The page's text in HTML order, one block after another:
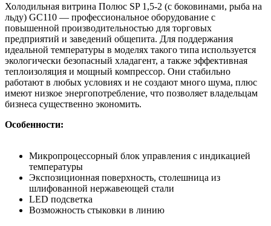
Холодильная витрина Полюс SP 1,5-2 (с боковинами, рыба на
льду) GC110 — профессиональное оборудование с
повышенной производительностью для торговых
предприятий и заведений общепита. Для поддержания
идеальной температуры в моделях такого типа используется
экологически безопасный хладагент, а также эффективная
теплоизоляция и мощный компрессор. Они стабильно
работают в любых условиях и не создают много шума, плюс
имеют низкое энергопотребление, что позволяет владельцам
бизнеса существенно экономить.
Особенности:
Микропроцессорный блок управления с индикацией
температуры
Экспозиционная поверхность, столешница из
шлифованной нержавеющей стали
LED подсветка
Возможность стыковки в линию